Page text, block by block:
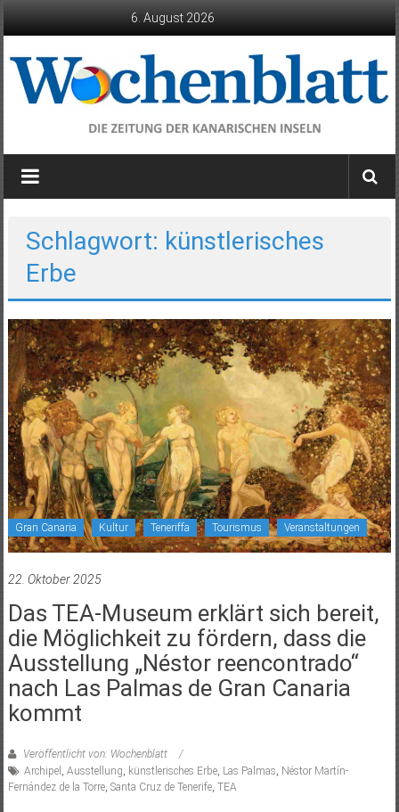
6. August 2026
Wochenblatt
die
Kanarischen
Inseln
Schlagwort: künstlerisches
Erbe
Gran Canaria Kultur Teneriffa Tourismus Veranstaltungen
22. Oktober 2025
Das TEA-Museum erklärt sich bereit,
die Möglichkeit zu fördern, dass die
Ausstellung „Néstor reencontrado“
nach Las Palmas de Gran Canaria
kommt
Veröffentlicht von: Wochenblatt
Archipel , Ausstellung, künstlerisches Erbe, Las Palmas, Néstor Martín-
Fernández de la Torre, Santa Cruz de Tenerife, TEA